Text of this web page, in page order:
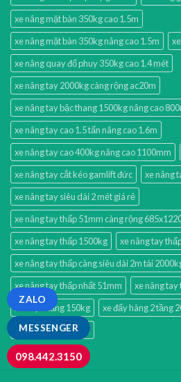
xe nâng mặt bàn 350kg cao 1.5m
xe nâng mặt bàn 350kg nâng cao 1.5m
xe nâng quay đổ phuy 350kg cao 1.4 mét
xe nâng tay 2000kg càng rộng ac20m
xe nâng tay bậc thang 1500kg nâng cao
xe nâng tay cao 1.5 tấn nâng cao 1.6m
xe nâng tay cao 400kg nâng cao 1100mm
xe nâng tay cắt kéo gamlift đức
xe nâng
xe nâng tay siêu dài 2 mét giá rẻ
xe nâng tay thấp 51mm càng rộng
xe nâng tay thấp 1500kg
xe nâng tay
xe nâng tay thấp càng siêu dài 2m tải
xe nâng tay thấp nhất 51mm
xe nâng tay
xe đẩy 3 tầng 150kg
xe đẩy hàng 2 tầng
xe đẩy hàng xth130l
MESSENGER
ZALO
098.442.3150